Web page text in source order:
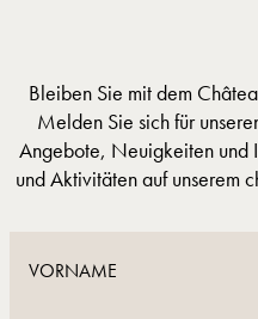
Bleiben Sie mit dem
Melden Sie sich für
Angebote, Neuigkeiten und
und Aktivitäten auf unserem
Bitte
Vielen Dank!